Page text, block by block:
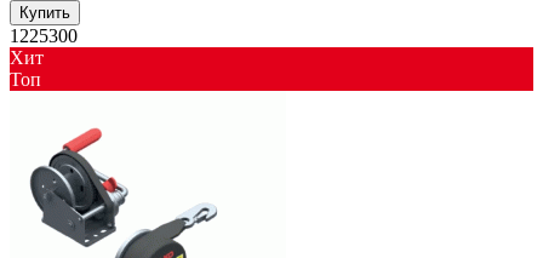
Купить
1225300
Хит
Toп